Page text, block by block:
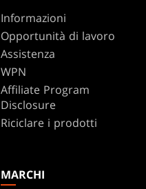
Informazioni
Opportunità di lavoro
Assistenza
WPN
Affiliate Program
Disclosure
Riciclare i prodotti
MARCHI